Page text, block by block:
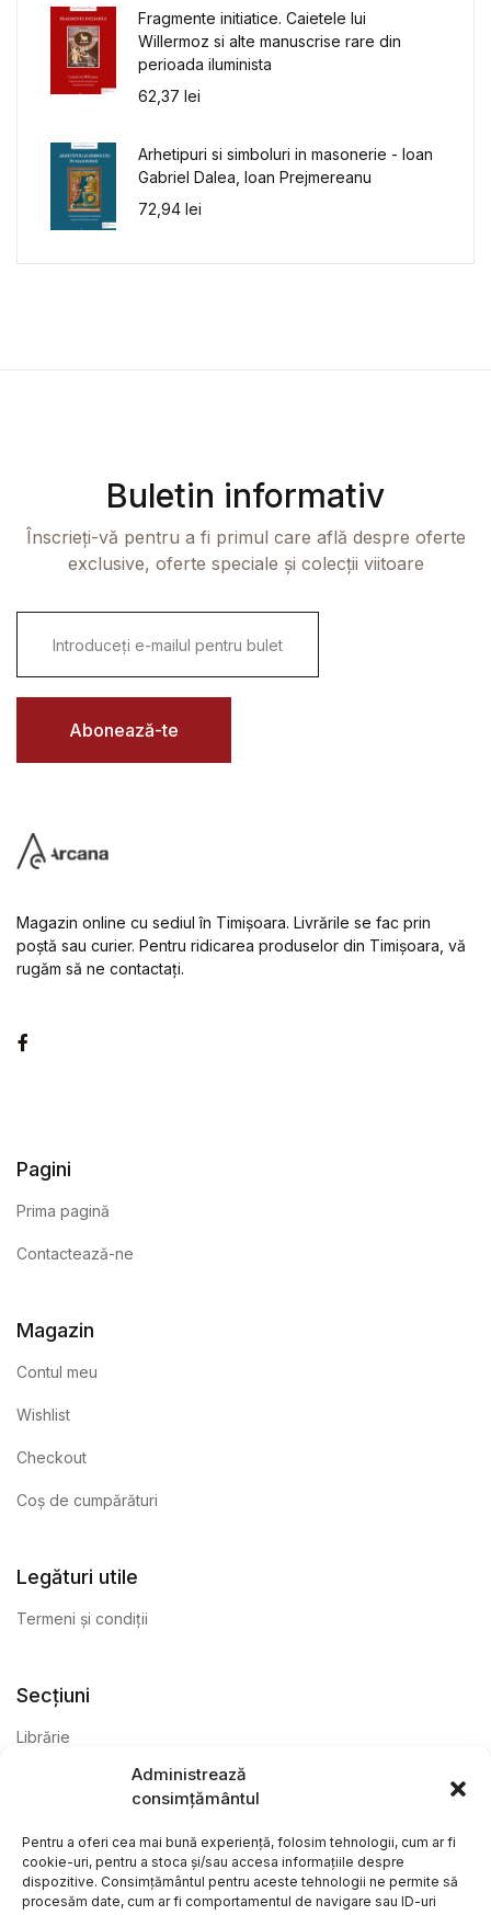
Administrează
consimțământul
Pentru a oferi cea mai bună experiență, folosim tehnologii, cum ar fi
cookie-uri, pentru a stoca și/sau accesa informațiile despre
dispozitive. Consimțământul pentru aceste tehnologii ne permite să
procesăm date, cum ar fi comportamentul de navigare sau ID-uri
Fragmente initiatice. Caietele lui
Willermoz si alte manuscrise rare din
perioada iluminista
62,37 lei
Arhetipuri si simboluri in masonerie - Ioan
Gabriel Dalea, Ioan Prejmereanu
72,94 lei
Buletin informativ
Înscrieți-vă pentru a fi primul care află despre oferte
exclusive, oferte speciale și colecții viitoare
i
l
Abonează-te
Magazin online cu sediul în Timișoara. Livrările se fac prin
poștă sau curier. Pentru ridicarea produselor din Timișoara, vă
rugăm să ne contactați.
Pagini
Prima pagină
Contactează-ne
Magazin
Contul meu
Wishlist
Checkout
Coș de cumpărături
Legături utile
Termeni și condiții
Secțiuni
Librărie